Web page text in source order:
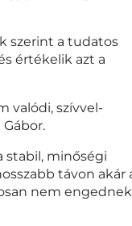
szerint a tudatos
értékelik azt a
valódi, szívvel-
stabil, minőségi
távon akár
nem engednek